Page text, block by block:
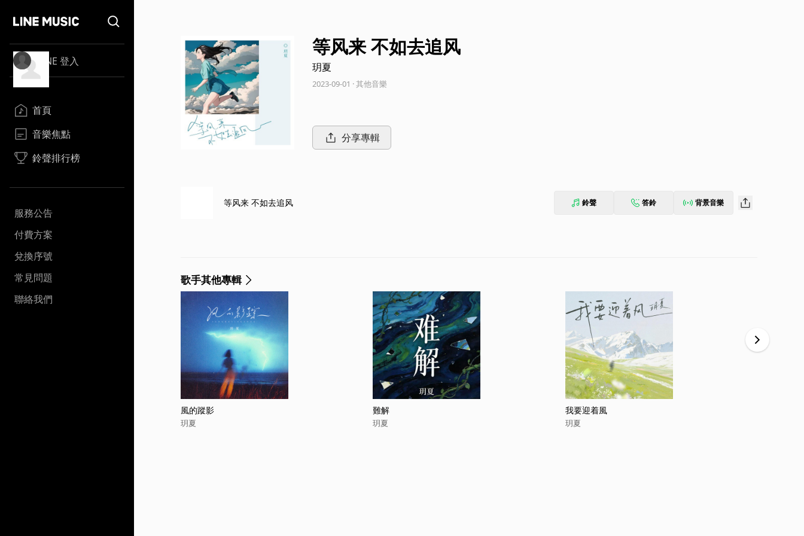
LINE 登入
首頁
音樂焦點
鈴聲排行榜
服務公告
付費方案
兌換序號
常見問題
聯絡我們
等风来 不如去追风
玥夏
2023-09-01 · 其他音樂
分享專輯
等风来 不如去追风 鈴聲 答鈴 背景音樂
歌手其他專輯
風的蹤影
玥夏
難解
玥夏
我要迎着風
玥夏